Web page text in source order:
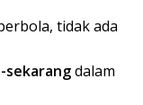
tidak ada
sekarangdalam